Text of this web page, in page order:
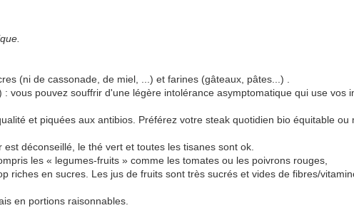
(ni de cassonade, de miel, ...) et farines (gâteaux, pâtes...) .
vous pouvez souffrir d'une légère intolérance asymptomatique qui use vos
et piquées aux antibios. Préférez votre steak quotidien bio équitable ou
déconseillé, le thé vert et toutes les tisanes sont ok.
les « legumes-fruits » comme les tomates ou les poivrons rouges,
riches en sucres. Les jus de fruits sont très sucrés et vides de fibres/
en portions raisonnables.